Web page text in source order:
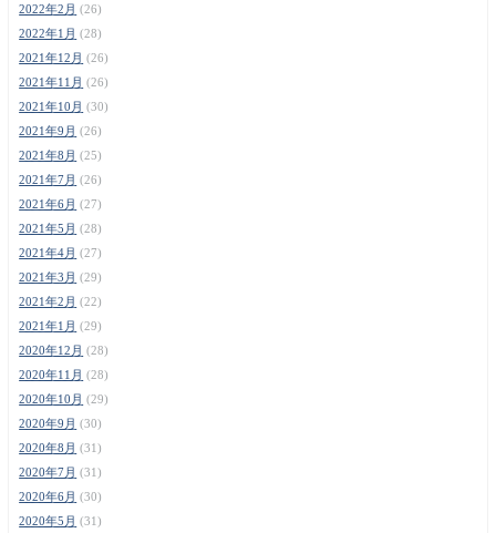
2022年2月 (26)
2022年1月 (28)
2021年12月 (26)
2021年11月 (26)
2021年10月 (30)
2021年9月 (26)
2021年8月 (25)
2021年7月 (26)
2021年6月 (27)
2021年5月 (28)
2021年4月 (27)
2021年3月 (29)
2021年2月 (22)
2021年1月 (29)
2020年12月 (28)
2020年11月 (28)
2020年10月 (29)
2020年9月 (30)
2020年8月 (31)
2020年7月 (31)
2020年6月 (30)
2020年5月 (31)